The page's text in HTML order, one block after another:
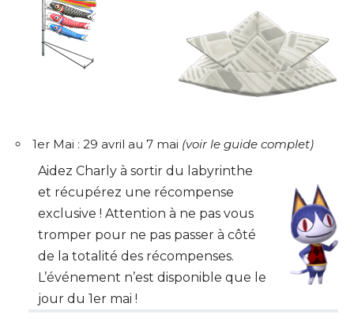
1er Mai : 29 avril au 7 mai (voir le guide complet)
Aidez Charly à sortir du labyrinthe
et récupérez une récompense
exclusive ! Attention à ne pas vous
tromper pour ne pas passer à côté
de la totalité des récompenses.
L’événement n’est disponible que le
jour du 1er mai !